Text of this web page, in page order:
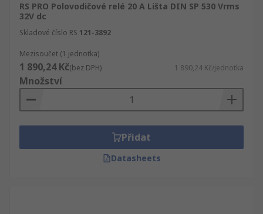
RS PRO Polovodičové relé 20 A Lišta DIN SP 530 Vrms
32V dc
Skladové číslo RS 121-3892
Mezisoučet (1 jednotka)
1 890,24 Kč(bez DPH) 1 890,24 Kč/jednotka
Množství
Přidat
Datasheets